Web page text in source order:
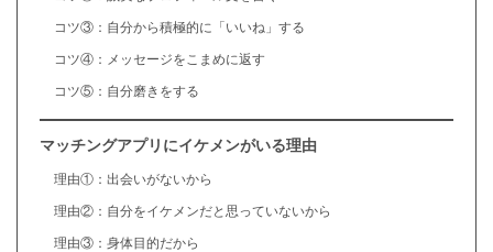
コツ③：自分から積極的に「いいね」する
コツ④：メッセージをこまめに返す
コツ⑤：自分磨きをする
マッチングアプリにイケメンがいる理由
理由①：出会いがないから
理由②：自分をイケメンだと思っていないから
理由③：身体目的だから